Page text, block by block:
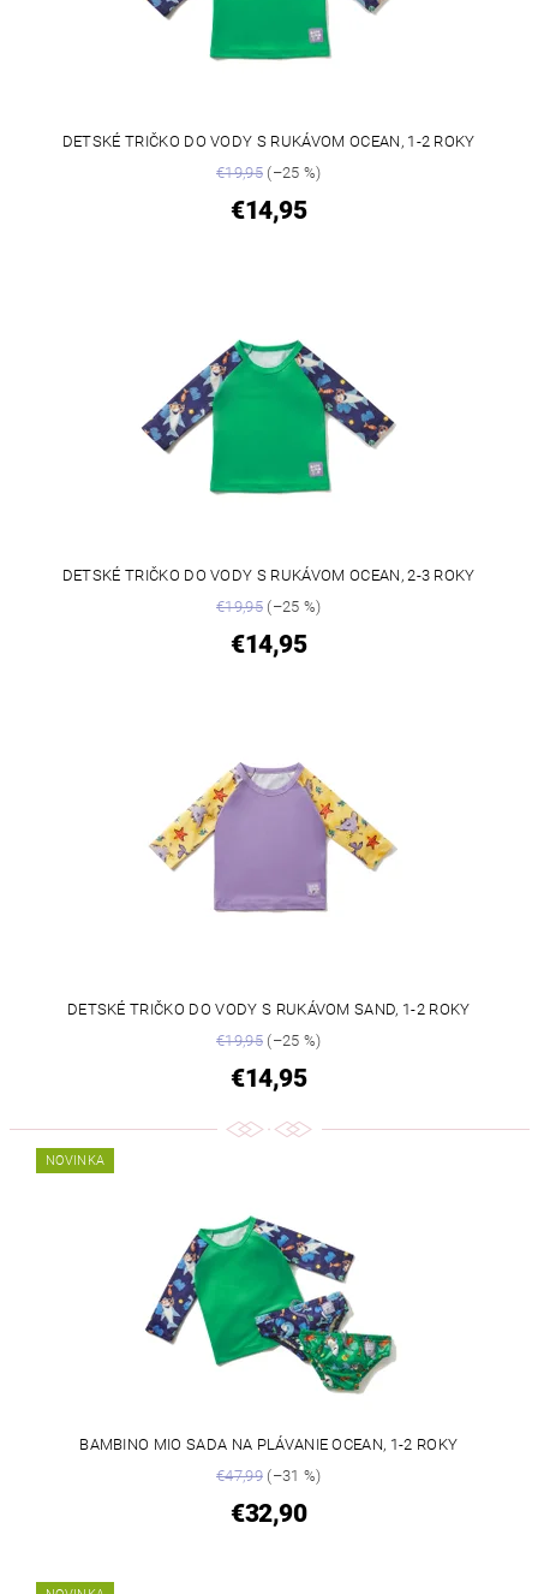
DETSKÉ TRIČKO DO VODY S RUKÁVOM OCEAN, 1-2 ROKY
€19,95(–25 %)
€14,95
DETSKÉ TRIČKO DO VODY S RUKÁVOM OCEAN, 2-3 ROKY
€19,95(–25 %)
€14,95
DETSKÉ TRIČKO DO VODY S RUKÁVOM SAND, 1-2 ROKY
€19,95(–25 %)
€14,95
NOVINKA
BAMBINO MIO SADA NA PLÁVANIE OCEAN, 1-2 ROKY
€47,99(–31 %)
€32,90